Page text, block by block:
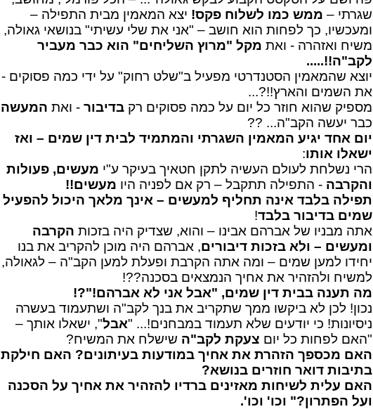
שגרתי – ממש כמו לשלוח פקס! יצא המאמין מבית התפילה –
ומעכשיו, כך לפחות הוא חושב – "אני את שלי עשיתי" בנושאי גאולה,
משיח ואזהרה - ואת מקל "מרוץ השליחים" הוא כבר מעביר
לקב"ה!!.....
יוצא שהמאמין הסטנדרטי מפעיל ב"שלט רחוק" על ידי כמה פסוקים -
את השמים והארץ!!?...
מספיק שהוא חוזר כל יום על כמה פסוקים רק בדיבור - ואת המעשה
כבר יעשה הקב"ה... ??
יום אחד יגיע המאמין השגרתי והמתמיד לבית דין שמים – ואז
ישאלו אותו:
הרי נשלחת לעולם העשיה לתקן חטאיך בעיקר ע"י מעשים, פעולות
והקרבה - התפילה תתקבל – רק אם לפניה היו מעשים!!
תפילה בלבד אינה תחליף למעשים – אינך מלאך היכול להפעיל
שמים בדיבור בלבד!
אתה מבניו של אברהם אבינו – והוא, שצדיק היה בזכות הקרבה
ומעשים – ולא בזכות דיבורים, אברהם היה מוכן להקריב את בנו
יחידו למען שמים – ומה אתה הקרבת ופעלת למען הקב"ה – לגאולה,
למשיח ולהזהיר את אחיך הנמצאים בסכנה??!
מה תענה בבית דין שמים, "אבל אני לא אברהם!"?!
נכון! לכן לא ביקשו ממך שתקריב את בנך לקב"ה ושתעמוד בעשרה
ניסיונות! כי יודעים שלא תעמוד במבחנים!... "אבל", ישאלו אותך –
"האם לפחות כל יום צעקת לקב"ה שישלח את המשיח?
האם מכספך הזהרת את אחיך במודעות בעיתונים? האם חילקת
בתיבות דואר חוזרים בנושא?
האם עלית לשיחות מאזינים ברדיו להזהיר את אחיך על הסכנה
ועל הפתרון?" וכו' וכו'.